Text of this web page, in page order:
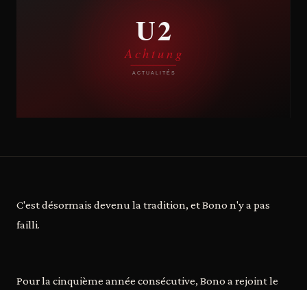
C'est désormais devenu la tradition, et Bono n'y a pas
failli.
Pour la cinquième année consécutive, Bono a rejoint le